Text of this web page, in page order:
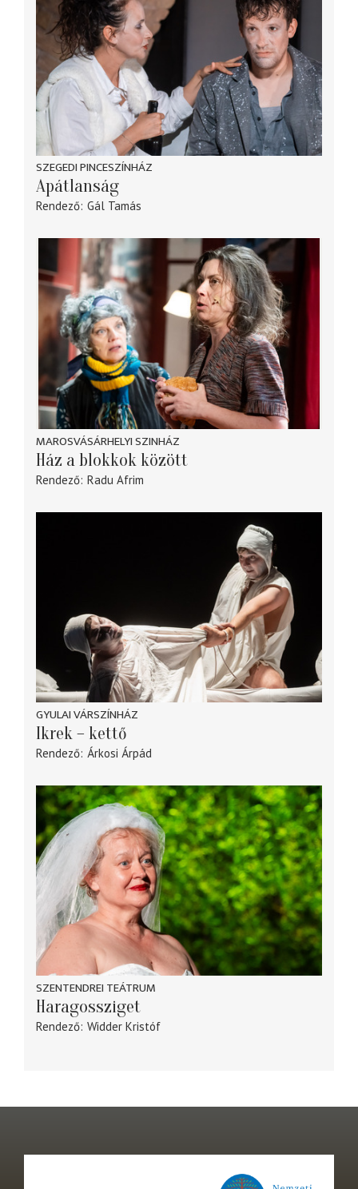
SZEGEDI PINCESZÍNHÁZ
Apátlanság
Rendező Gál Tamás
MAROSVÁSÁRHELYI SZINHÁZ
Ház a blokkok között
Rendező Radu Afrim
GYULAI VÁRSZÍNHÁZ
Ikrek – kettő
Rendező Árkosi Árpád
SZENTENDREI TEÁTRUM
Haragossziget
Rendező Widder Kristóf